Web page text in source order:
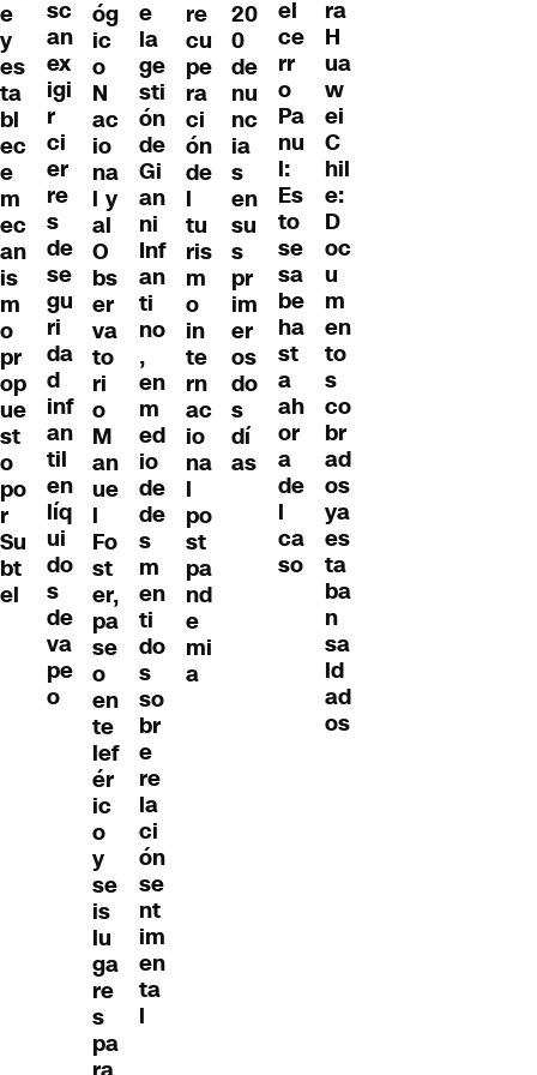
e
y
es
ta
bl
ec
e
m
ec
an
is
m
o
pr
op
ue
st
o
po
r
Su
bt
el
sc
an
ex
igi
r
ci
er
re
s
de
se
gu
ri
da
d
inf
an
til
en
líq
ui
do
s
de
va
pe
o
óg
ic
o
N
ac
io
na
l y
al
O
bs
er
va
to
ri
o
M
an
ue
l
Fo
st
er,
pa
se
o
en
te
lef
ér
ic
o
y
se
is
lu
ga
re
s
pa
e
la
ge
sti
ón
de
Gi
an
ni
Inf
an
ti
no
,
en
m
ed
io
de
de
s
m
en
ti
do
s
so
br
e
re
la
ci
ón
se
nt
im
en
ta
l
re
cu
pe
ra
ci
ón
de
l
tu
ris
m
o
in
te
rn
ac
io
na
l
po
st
pa
nd
e
mi
a
20
0
de
nu
nc
ia
s
en
su
s
pr
im
er
os
do
s
dí
as
el
ce
rr
o
Pa
nu
l:
Es
to
se
sa
be
ha
st
a
ah
or
a
de
l
ca
so
ra
H
ua
w
ei
C
hil
e:
D
oc
u
m
en
to
s
co
br
ad
os
ya
es
ta
ba
n
sa
ld
ad
os